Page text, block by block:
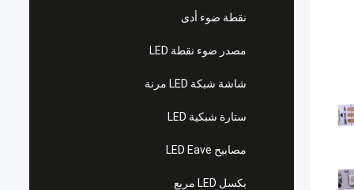
نقطة ضوء أدى
مصدر ضوء نقطة LED
شاشة شبكة LED مرنة
ستارة شبكية LED
مصابيح LED Eave
بكسل LED مربع